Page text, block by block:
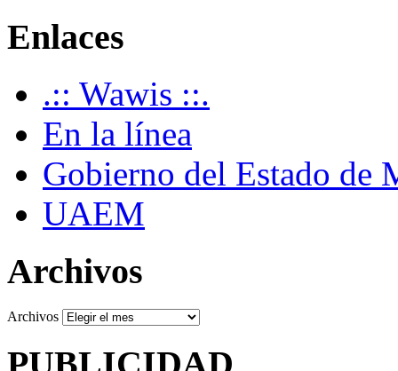
Enlaces
.:: Wawis ::.
En la línea
Gobierno del Estado de
UAEM
Archivos
Archivos